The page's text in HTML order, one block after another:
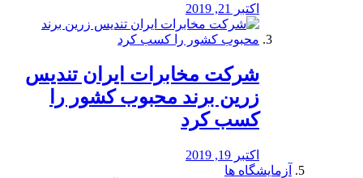
اکتبر 21, 2019
شرکت مخابرات ایران تندیس
زرین برند محبوب کشور را
کسب کرد
اکتبر 19, 2019
آزمایشگاه ها